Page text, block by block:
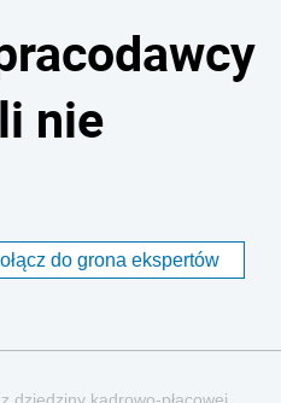
nie
do grona ekspertów